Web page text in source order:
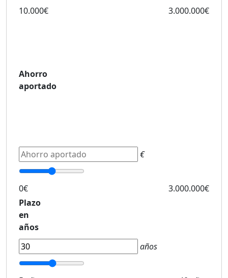
10.000€ 3.000.000€
Ahorro
aportado
€
0€
3.000.000€
Plazo
en
años
años